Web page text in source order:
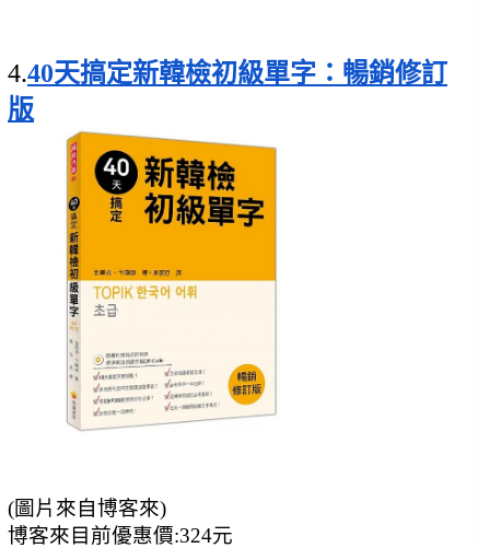
4.40天搞定新韓檢初級單字：暢銷修訂
版
(圖片來自博客來)
博客來目前優惠價:324元